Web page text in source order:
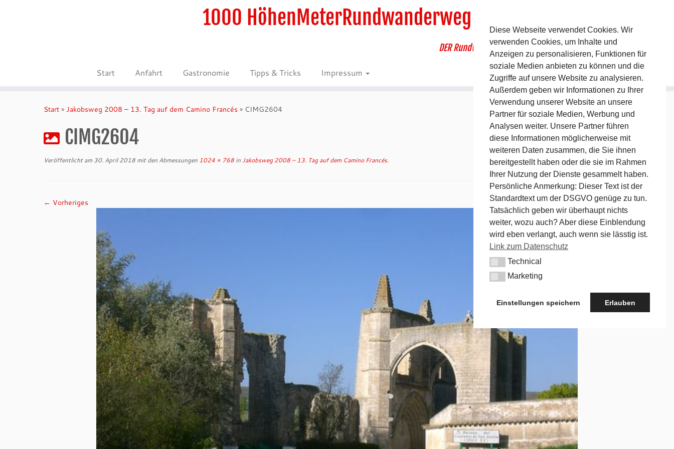
1000 HöhenMeterRundwanderweg
DER Rundwanderweg um Pommelsbrunn
Start Anfahrt Gastronomie Tipps & Tricks Impressum
Start » Jakobsweg 2008 – 13. Tag auf dem Camino Francés » CIMG2604
CIMG2604
Veröffentlicht am 30. April 2018 mit den Abmessungen 1024 × 768 inJakobsweg 2008 – 13. Tag auf dem Camino Francés.
← Vorheriges Nächstes →
Diese Webseite verwendet Cookies. Wir
verwenden Cookies, um Inhalte und
Anzeigen zu personalisieren, Funktionen für
soziale Medien anbieten zu können und die
Zugriffe auf unsere Website zu analysieren.
Außerdem geben wir Informationen zu Ihrer
Verwendung unserer Website an unsere
Partner für soziale Medien, Werbung und
Analysen weiter. Unsere Partner führen
diese Informationen möglicherweise mit
weiteren Daten zusammen, die Sie ihnen
bereitgestellt haben oder die sie im Rahmen
Ihrer Nutzung der Dienste gesammelt haben.
Persönliche Anmerkung: Dieser Text ist der
Standardtext um der DSGVO genüge zu tun.
Tatsächlich geben wir überhaupt nichts
weiter, wozu auch? Aber diese Einblendung
wird eben verlangt, auch wenn sie lässtig ist.
Link zum Datenschutz
TechnicalTechnical
MarketingMarketing
Einstellungen speichern Erlauben